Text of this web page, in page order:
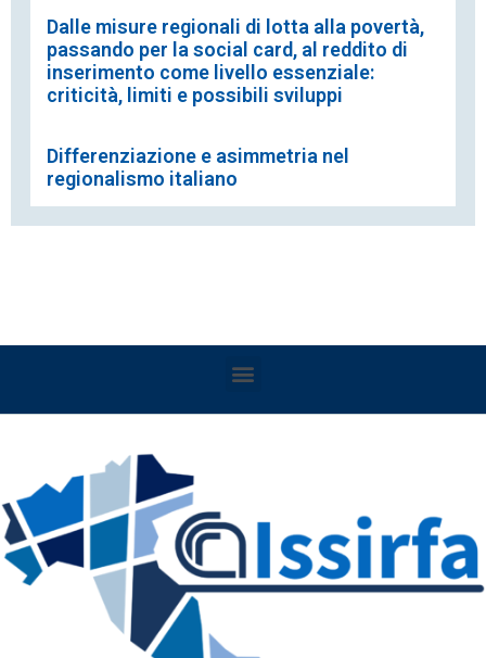
Dalle misure regionali di lotta alla povertà,
passando per la social card, al reddito di
inserimento come livello essenziale:
criticità, limiti e possibili sviluppi
Differenziazione e asimmetria nel
regionalismo italiano